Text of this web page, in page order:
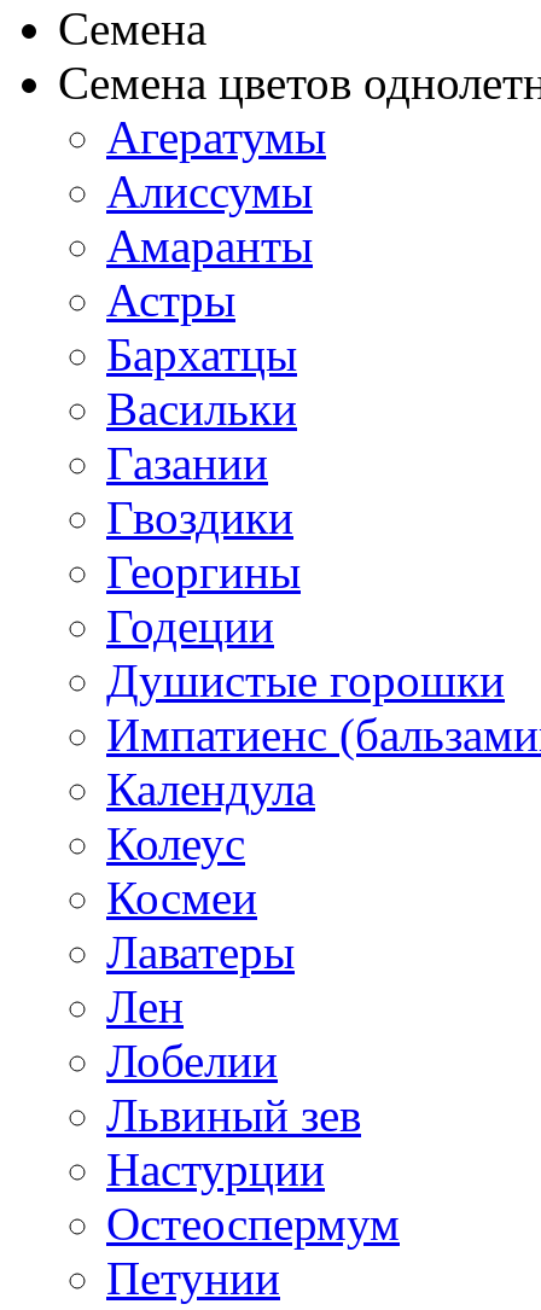
Семена
Семена цветов
Агератумы
Алиссумы
Амаранты
Астры
Бархатцы
Васильки
Газании
Гвоздики
Георгины
Годеции
Душистые горошки
Импатиенс
Календула
Колеус
Космеи
Лаватеры
Лен
Лобелии
Львиный зев
Настурции
Остеоспермум
Петунии